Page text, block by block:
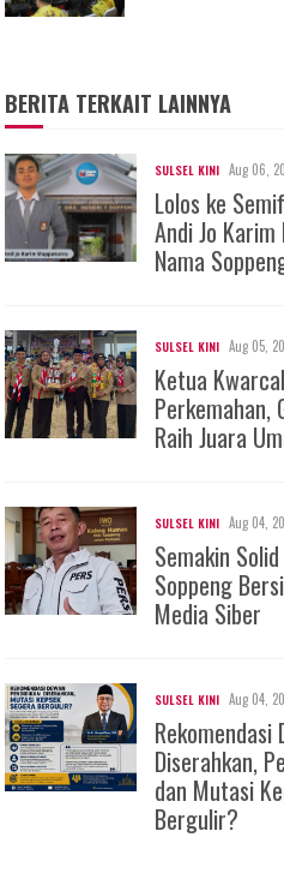
BERITA TERKAIT LAINNYA
SULSEL KINI Aug 06,
Lolos ke
Andi Jo
Nama
SULSEL KINI Aug 05,
Ketua
Perkemahan,
Raih Juara
SULSEL KINI Aug 04,
Semakin
Soppeng
Media Siber
SULSEL KINI Aug 04,
Rekomendasi
Diserahkan,
dan Mutasi
Bergulir?